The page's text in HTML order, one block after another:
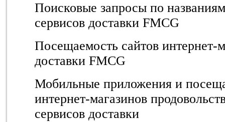
Поисковые запросы по
сервисов доставки FMCG
Посещаемость сайтов интернет-
доставки FMCG
Мобильные приложения и
интернет-магазинов
сервисов доставки